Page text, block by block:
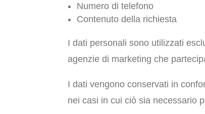
Numero di telefono
Contenuto della richiesta
I dati personali sono utilizzati
agenzie di marketing che
I dati vengono conservati in
nei casi in cui ciò sia necessario